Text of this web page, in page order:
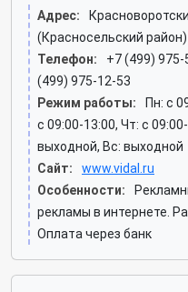
Адрес:
(Красносельский район)
Телефон:
+7 (499)
(499) 975-12-53
Режим работы:
Пн: c
c 09:00-13:00, Чт: c
выходной, Вс: выходной
Сайт:
www.vidal.ru
Особенности:
рекламы в интернете.
Оплата через банк